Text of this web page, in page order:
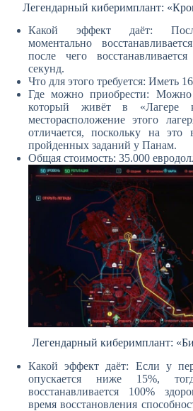
Легендарный киберимплант:
Какой эффект даёт:
моментально
после чего
секунд.
Что для этого требуется: Иметь
Где можно приобрести:
который живёт в «Лагере
месторасположение этого
отличается, поскольку на это
пройденных заданий у Панам.
Общая стоимость: 35.000
Легендарный киберимплант:
Какой эффект даёт: Если у
опускается ниже 15%,
восстанавливается 100%
время восстановления